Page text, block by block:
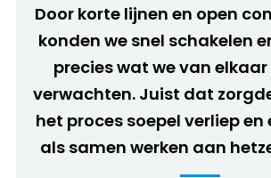
Door korte lijnen en open
konden we snel schakelen
precies wat we van
verwachten. Juist dat
het proces soepel verliep
als samen werken aan